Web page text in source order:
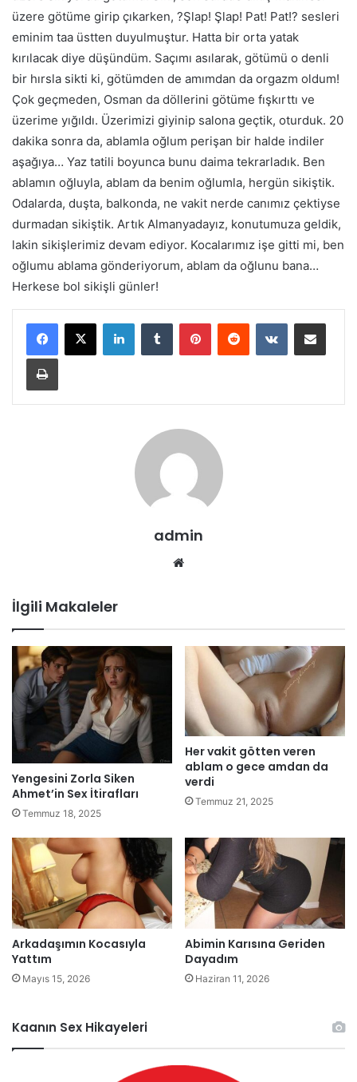
LinkedInTumblr PinterestReddit VKontakteE-Posta ile paylaş
Yazdır
admin
İlgili Makaleler
Yengesini Zorla Siken
Ahmet’in Sex İtirafları
Temmuz 18, 2025
Her vakit götten veren
ablam o gece amdan da
verdi
Temmuz 21, 2025
Arkadaşımın Kocasıyla
Yattım
Mayıs 15, 2026
Abimin Karısına Geriden
Dayadım
Haziran 11, 2026
Kaanın Sex Hikayeleri